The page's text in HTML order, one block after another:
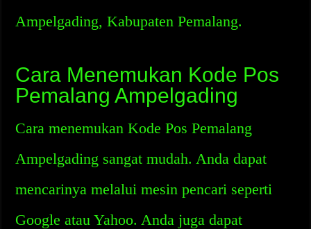
Ampelgading, Kabupaten Pemalang.
Cara Menemukan Kode Pos
Pemalang Ampelgading
Cara menemukan Kode Pos Pemalang
Ampelgading sangat mudah. Anda dapat
mencarinya melalui mesin pencari seperti
Google atau Yahoo. Anda juga dapat